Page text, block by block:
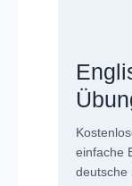
einfache
deutsche